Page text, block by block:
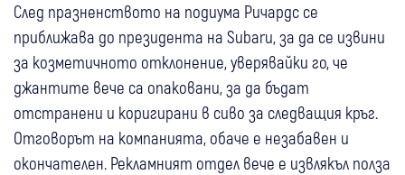
След празненството на подиума Ричардс се
приближава до президента на Subaru, за да се извини
за козметичното отклонение, уверявайки го, че
джантите вече са опаковани, за да бъдат
отстранени и коригирани в сиво за следващия кръг.
Отговорът на компанията, обаче е незабавен и
окончателен. Рекламният отдел вече е извлякъл полза